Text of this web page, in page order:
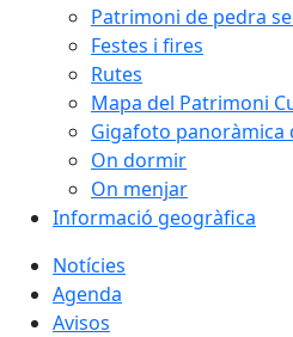
Patrimoni de pedra
Festes i fires
Rutes
Mapa del Patrimoni
Gigafoto panoràmica
On dormir
On menjar
Informació geogràfica
Notícies
Agenda
Avisos